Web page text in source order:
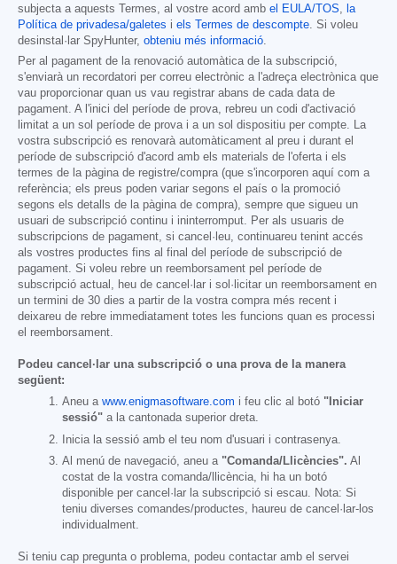
subjecta a aquests Termes, al vostre acord amb el EULA/TOS, la
Política de privadesa/galetes i els Termes de descompte. Si voleu
desinstal·lar SpyHunter, obteniu més informació.
Per al pagament de la renovació automàtica de la subscripció,
s'enviarà un recordatori per correu electrònic a l'adreça electrònica que
vau proporcionar quan us vau registrar abans de cada data de
pagament. A l'inici del període de prova, rebreu un codi d'activació
limitat a un sol període de prova i a un sol dispositiu per compte. La
vostra subscripció es renovarà automàticament al preu i durant el
període de subscripció d'acord amb els materials de l'oferta i els
termes de la pàgina de registre/compra (que s'incorporen aquí com a
referència; els preus poden variar segons el país o la promoció
segons els detalls de la pàgina de compra), sempre que sigueu un
usuari de subscripció continu i ininterromput. Per als usuaris de
subscripcions de pagament, si cancel·leu, continuareu tenint accés
als vostres productes fins al final del període de subscripció de
pagament. Si voleu rebre un reemborsament pel període de
subscripció actual, heu de cancel·lar i sol·licitar un reemborsament en
un termini de 30 dies a partir de la vostra compra més recent i
deixareu de rebre immediatament totes les funcions quan es processi
el reemborsament.
Podeu cancel·lar una subscripció o una prova de la manera
següent:
Aneu a www.enigmasoftware.com i feu clic al botó "Iniciar
sessió" a la cantonada superior dreta.
Inicia la sessió amb el teu nom d'usuari i contrasenya.
Al menú de navegació, aneu a "Comanda/Llicències". Al
costat de la vostra comanda/llicència, hi ha un botó
disponible per cancel·lar la subscripció si escau. Nota: Si
teniu diverses comandes/productes, haureu de cancel·lar-los
individualment.
Si teniu cap pregunta o problema, podeu contactar amb el servei